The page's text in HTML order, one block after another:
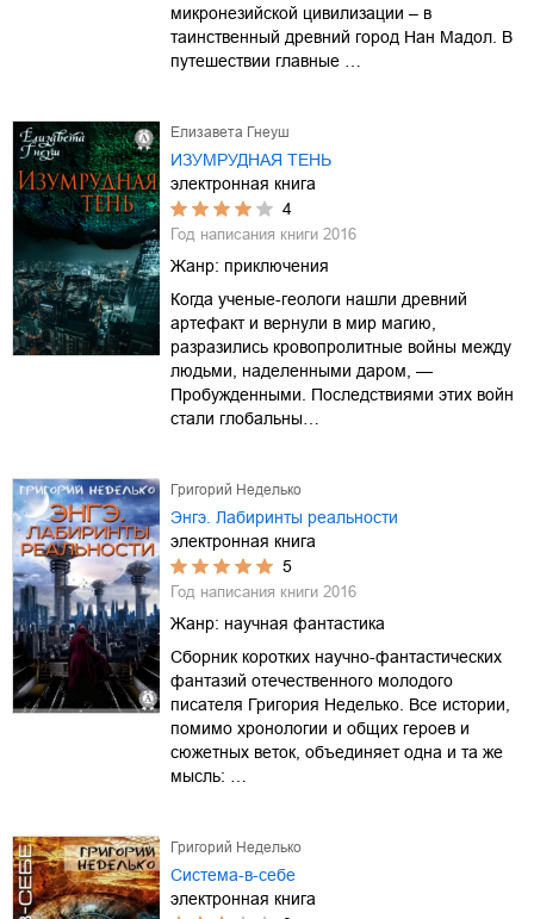
микронезийской цивилизации – в
таинственный древний город Нан Мадол. В
путешествии главные …
Елизавета Гнеуш
ИЗУМРУДНАЯ ТЕНЬ
электронная книга
4
Год написания книги 2016
Жанр: приключения
Когда ученые-геологи нашли древний
артефакт и вернули в мир магию,
разразились кровопролитные войны между
людьми, наделенными даром, —
Пробужденными. Последствиями этих войн
стали глобальны…
Григорий Неделько
Энгэ. Лабиринты реальности
электронная книга
5
Год написания книги 2016
Жанр: научная фантастика
Сборник коротких научно-фантастических
фантазий отечественного молодого
писателя Григория Неделько. Все истории,
помимо хронологии и общих героев и
сюжетных веток, объединяет одна и та же
мысль: …
Григорий Неделько
Система-в-себе
электронная книга